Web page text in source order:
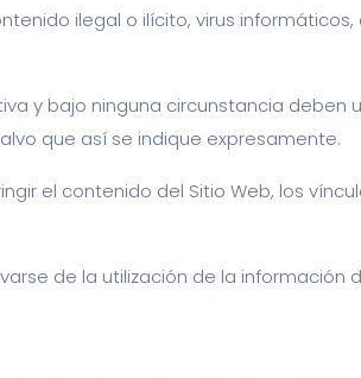
ilegal o ilícito, virus
y bajo ninguna circunstancia
que así se indique expresamente.
el contenido del Sitio Web, los
de la utilización de la